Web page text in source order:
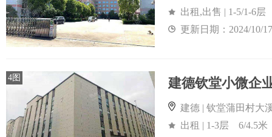
出租,出售 | 1-5/1-6
更新日期：2024/10/17
4图
建德 | 钦堂蒲田村大
出租 | 1-3层 6/4.5米